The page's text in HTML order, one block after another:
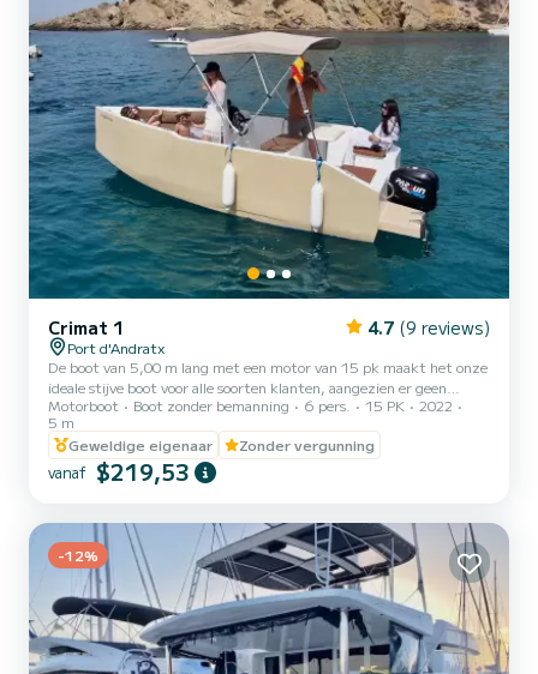
Crimat 1 4.7 (9 reviews)
Port d'Andratx
De boot van 5,00 m lang met een motor van 15 pk maakt het onze
ideale stijve boot voor alle soorten klanten, aangezien er geen
nautische kwalificaties voor nodig zijn en een maximale capaciteit
van 6 personen heeft. Een eenvoudige, praktische boot, met enkele
accessoires die uw dag onverslaanbaar zullen maken, zoals de grote
luifel voor de zon, draadloze muziek die uw smartphone verbindt
via Bluetooth. Deze boot wordt vaak verhuurd voor familie-uitjes,
Motorboot Boot zonder bemanning 6 pers. 15 PK
2022
5 m
Geweldige eigenaar
Zonder vergunning
vanaf $219,53
-12%